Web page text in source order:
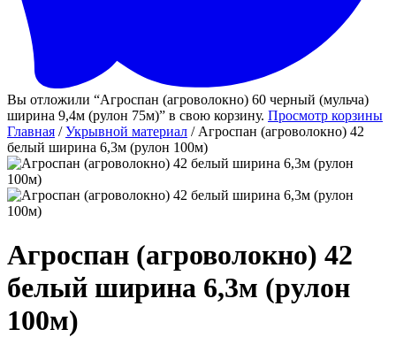
Вы отложили “Агроспан (агроволокно) 60 черный (мульча)
ширина 9,4м (рулон 75м)” в свою корзину. Просмотр корзины
Главная /Укрывной материал / Агроспан (агроволокно) 42
белый ширина 6,3м (рулон 100м)
Агроспан (агроволокно) 42
белый ширина 6,3м (рулон
100м)